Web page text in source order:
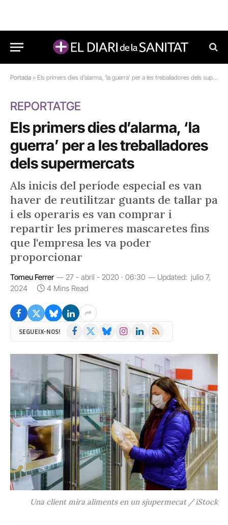
Portada » Els primers dies d’alarma, ‘la guerra’ per a les treballadores dels supermercats
REPORTATGE
Els primers dies d’alarma, ‘la
guerra’ per a les treballadores
dels supermercats
Als inicis del període especial es van
haver de reutilitzar guants de tallar pa
i els operaris es van comprar i
repartir les primeres mascaretes fins
que l'empresa les va poder
proporcionar
Tomeu Ferrer 27 - abril - 2020 · 06:30 Updated: julio 7,
2024
4 Mins Read
SEGUEIX-NOS! Facebook BlueskyInstagramLinkedIn
RSS
Una client mira aliments en un sjupermecat / iStock